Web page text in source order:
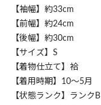
【袖幅】約33cm
【前幅】約24cm
【後幅】約30cm
【サイズ】S
【着物仕立て】袷
【着用時期】10～5月
【状態ランク】ランクB